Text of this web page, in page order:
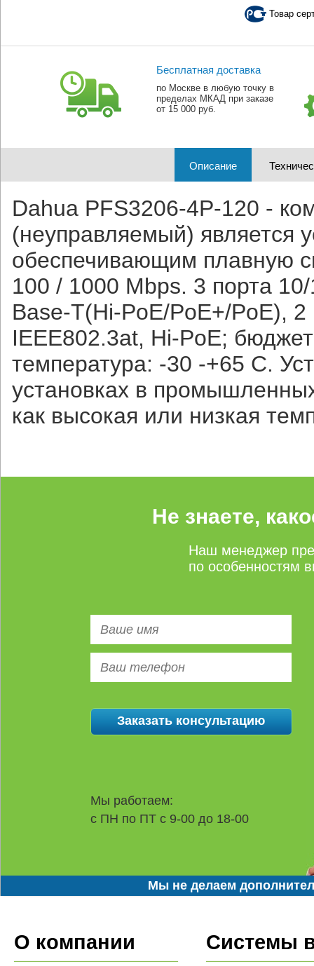
Товар
Бесплатная доставка
по Москве в любую точку в
пределах МКАД при заказе
от 15 000 руб.
Описание
Dahua PFS3206-4P-120 -
(неуправляемый) является
обеспечивающим плавную
100 / 1000 Mbps. 3 порта
Base-T(Hi-PoE/PoE+/PoE),
IEEE802.3at, Hi-PoE;
температура: -30 -+65 С.
установках в
как высокая или низкая
Не знаете,
Наш менеджер
по особенностям
Мы работаем:
с ПН по ПТ с 9-00 до 18-00
Мы не делаем
О компании Системы